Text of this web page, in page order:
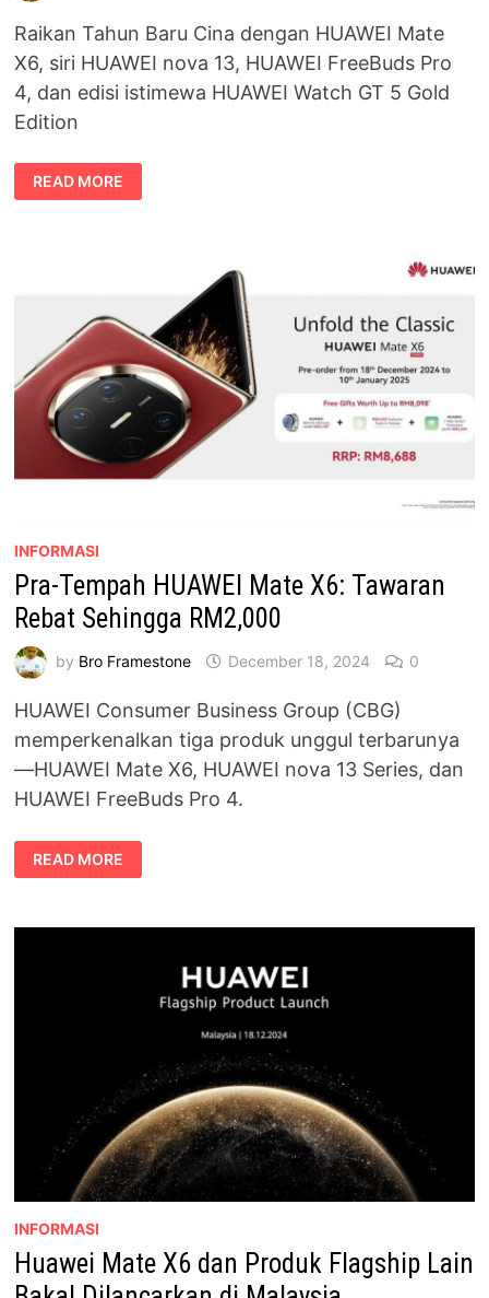
Raikan Tahun Baru Cina dengan HUAWEI Mate
X6, siri HUAWEI nova 13, HUAWEI FreeBuds Pro
4, dan edisi istimewa HUAWEI Watch GT 5 Gold
Edition
RAIKAN
TAHUN
BARU
TERKINI
READ MORE
INFORMASI
Pra-Tempah HUAWEI Mate X6: Tawaran
Rebat Sehingga RM2,000
by Bro Framestone December 18, 2024 0
HUAWEI Consumer Business Group (CBG)
memperkenalkan tiga produk unggul terbarunya
—HUAWEI Mate X6, HUAWEI nova 13 Series, dan
HUAWEI FreeBuds Pro 4.
PRA-
TEMPAH
HUAWEI
TAWARAN
READ MORE
INFORMASI
Huawei Mate X6 dan Produk Flagship Lain